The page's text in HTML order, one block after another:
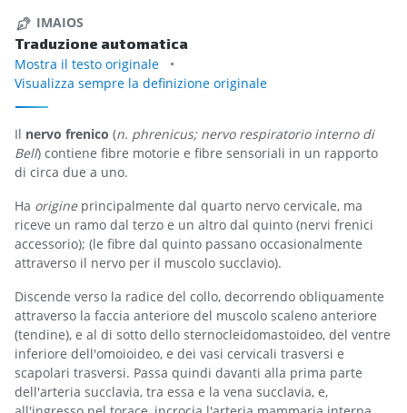
IMAIOS
Traduzione automatica
Mostra il testo originale
Visualizza sempre la definizione originale
Il nervo frenico (n. phrenicus; nervo respiratorio interno di
Bell) contiene fibre motorie e fibre sensoriali in un rapporto
di circa due a uno.
Ha origineprincipalmente dal quarto nervo cervicale, ma
riceve un ramo dal terzo e un altro dal quinto (nervi frenici
accessorio); (le fibre dal quinto passano occasionalmente
attraverso il nervo per il muscolo succlavio).
Discende verso la radice del collo, decorrendo obliquamente
attraverso la faccia anteriore del muscolo scaleno anteriore
(tendine), e al di sotto dello sternocleidomastoideo, del ventre
inferiore dell'omoioideo, e dei vasi cervicali trasversi e
scapolari trasversi. Passa quindi davanti alla prima parte
dell'arteria succlavia, tra essa e la vena succlavia, e,